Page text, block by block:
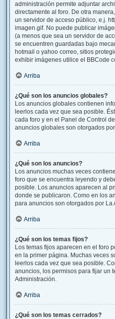
administración permite adjuntar
directamente al foro. De otra
un servidor de acceso público, e.j.
imagen.gif. No puede publicar
(a menos que sea un servidor de
se encuentren guardadas bajo
hotmail o yahoo correo, sitios
exhibir imágenes utilice el BBCode
Arriba
¿Qué son los anuncios globales?
Los anuncios globales contienen
leerlos cada vez que sea posible.
cada foro y en el Panel de Control
anuncios globales son otorgados
Arriba
¿Qué son los anuncios?
Los anuncios muchas veces
foro que se encuentra leyendo y
posible. Los anuncios aparecen al
donde se publicaron. Como en los
para anuncios son otorgados por La
Arriba
¿Qué son los temas fijos?
Los temas fijos aparecen en el foro
en la primer página. Muchas veces
leerlos cada vez que sea posible.
anuncios, los permisos para fijar un
Administración.
Arriba
¿Qué son los temas cerrados?